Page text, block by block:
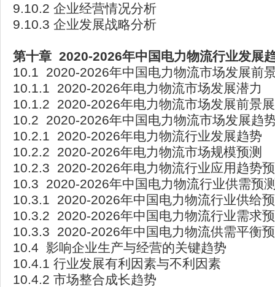
9.10.2 企业经营情况分析
9.10.3 企业发展战略分析
第十章 2020-2026年中国电力物流行业发展
10.1 2020-2026年中国电力物流市场发展前
10.1.1 2020-2026年电力物流市场发展潜力
10.1.2 2020-2026年电力物流市场发展前景
10.2 2020-2026年中国电力物流市场发展趋
10.2.1 2020-2026年电力物流行业发展趋势
10.2.2 2020-2026年电力物流市场规模预测
10.2.3 2020-2026年电力物流行业应用趋势
10.3 2020-2026年中国电力物流行业供需预
10.3.1 2020-2026年中国电力物流行业供给
10.3.2 2020-2026年中国电力物流行业需求
10.3.3 2020-2026年中国电力物流供需平衡
10.4 影响企业生产与经营的关键趋势
10.4.1 行业发展有利因素与不利因素
10.4.2 市场整合成长趋势